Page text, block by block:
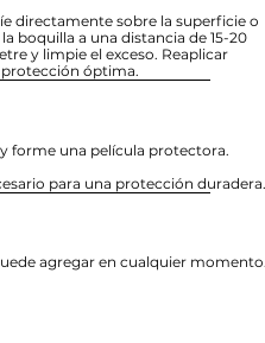
directamente sobre la superficie o
boquilla a una distancia de 15-20
y limpie el exceso. Reaplicar
protección óptima.
forme una película protectora.
para una protección duradera.
agregar en cualquier